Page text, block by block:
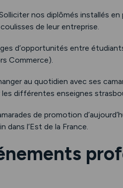
nos diplômés installés
de leur entreprise.
d’opportunités entre
Commerce).
au quotidien avec ses
différentes enseignes
de promotion
dans l’Est de la France.